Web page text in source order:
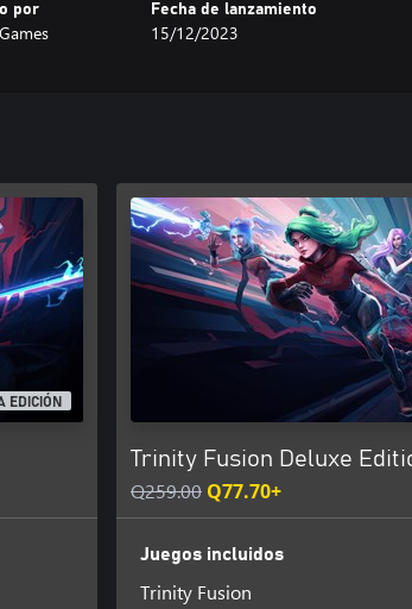
Tanto si mueres como si eliges cualquier punto
siempre estás avanzando.
por Fecha de lanzamiento
15/12/2023
EDICIÓN
Trinity Fusion Deluxe
Q259.00 Q77.70+
Juegos incluidos
Trinity Fusion